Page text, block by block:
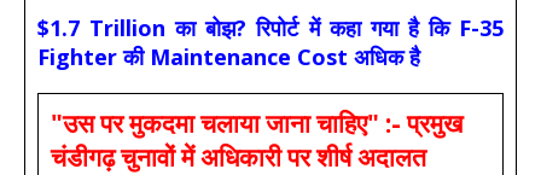
$1.7 Trillion का बोझ? रिपोर्ट में कहा गया है कि F-35
Fighter की Maintenance Cost अधिक है
"उस पर मुकदमा चलाया जाना चाहिए" :- प्रमुख
चंडीगढ़ चुनावों में अधिकारी पर शीर्ष अदालत